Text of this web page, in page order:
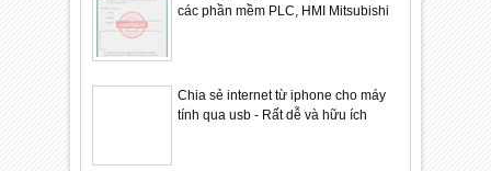
các phần mềm PLC, HMI Mitsubishi
Chia sẻ internet từ iphone cho máy
tính qua usb - Rất dễ và hữu ích